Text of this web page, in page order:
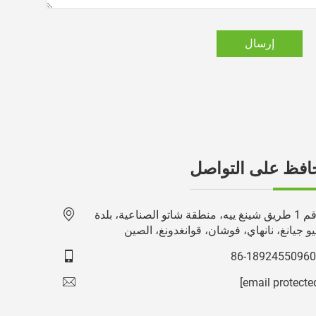
إرسال
على التواصل
رقم 1 طريق شينغ ييه، منطقة شاتو الصناعية، بلدة
جيانغ، نانهاي، فوشان، قوانغدونغ، الصين